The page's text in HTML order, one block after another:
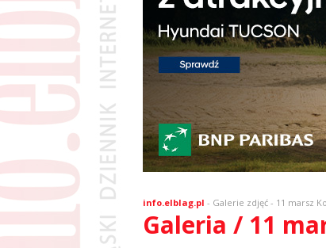
info.elblag.pl - Galerie zdjęć- 11 marsz
Galeria / 11